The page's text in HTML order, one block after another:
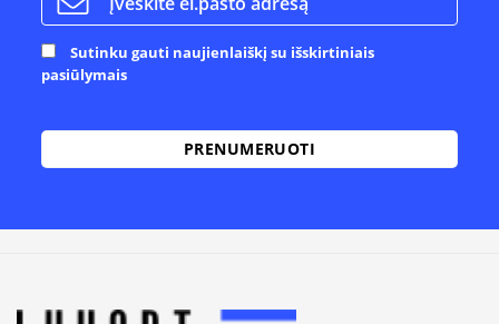
Sutinku gauti naujienlaiškį su išskirtiniais
pasiūlymais